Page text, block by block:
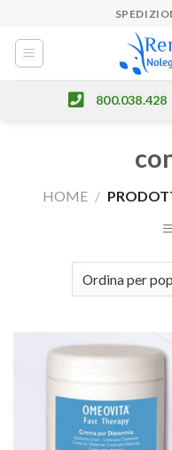
content
800.038.428
HOME /